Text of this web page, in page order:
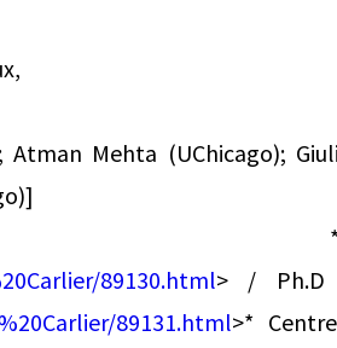
Atman Mehta (UChicago);
89130.html> / Ph.D
89131.html>*